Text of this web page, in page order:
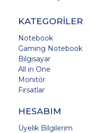
KATEGORİLER
Notebook
Gaming Notebook
Bilgisayar
All in One
Monitör
Fırsatlar
HESABIM
Üyelik Bilgilerim